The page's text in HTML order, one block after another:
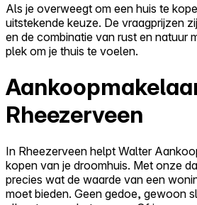
Als je overweegt om een huis te
uitstekende keuze. De vraagprijzen
en de combinatie van rust en natuur
plek om je thuis te voelen.
Rheezerveen
In Rheezerveen helpt Walter
kopen van je droomhuis. Met onze
precies wat de waarde van een
moet bieden. Geen gedoe, gewoon